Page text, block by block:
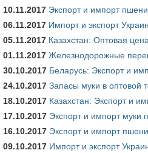
10.11.2017 Экспорт и импорт
06.11.2017 Импорт и экспорт
05.11.2017 Казахстан: Оптовая
01.11.2017 Железнодорожные
30.10.2017 Беларусь: Экспорт и
24.10.2017 Запасы муки в оптовой
18.10.2017 Казахстан: Экспорт и
17.10.2017 Экспорт и импорт муки
16.10.2017 Экспорт и импорт
09.10.2017 Импорт и экспорт